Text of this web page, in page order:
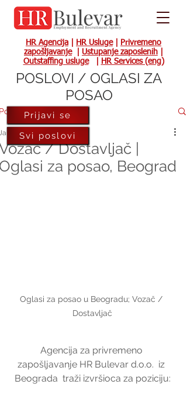
HR Agencija HR Usluge|
Privremeno
zapošljavanje| Ustupanje zaposlenih
Outstaffing usluge| HR Services (eng)
/ Dostavljač |
za posao, Beograd
20, 2021
Oglasi za posao u Beogradu; Vozač /
Dostavljač
Agencija za privremeno
zapošljavanje HR Bulevar d.o.o.  iz
Beograda  traži izvršioca za poziciju:
Prijavi se
Svi poslovi
POSLOVI / OGLASI ZA
POSAO